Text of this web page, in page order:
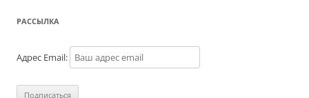
РАССЫЛКА
Адрес Email: